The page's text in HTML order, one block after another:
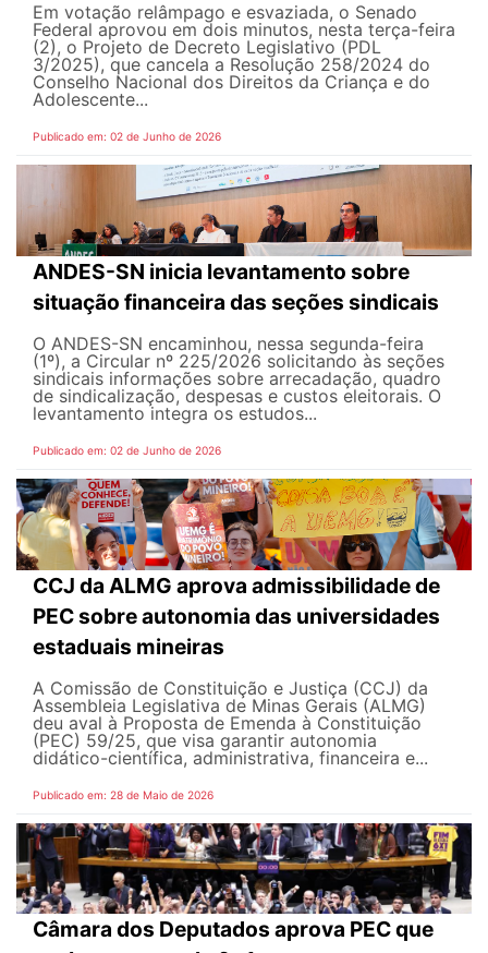
Em votação relâmpago e esvaziada, o Senado
Federal aprovou em dois minutos, nesta terça-feira
(2), o Projeto de Decreto Legislativo (PDL
3/2025), que cancela a Resolução 258/2024 do
Conselho Nacional dos Direitos da Criança e do
Adolescente...
Publicado em: 02 de Junho de 2026
ANDES-SN inicia levantamento sobre
situação financeira das seções sindicais
O ANDES-SN encaminhou, nessa segunda-feira
(1º), a Circular nº 225/2026 solicitando às seções
sindicais informações sobre arrecadação, quadro
de sindicalização, despesas e custos eleitorais. O
levantamento integra os estudos...
Publicado em: 02 de Junho de 2026
CCJ da ALMG aprova admissibilidade de
PEC sobre autonomia das universidades
estaduais mineiras
A Comissão de Constituição e Justiça (CCJ) da
Assembleia Legislativa de Minas Gerais (ALMG)
deu aval à Proposta de Emenda à Constituição
(PEC) 59/25, que visa garantir autonomia
didático-científica, administrativa, financeira e...
Publicado em: 28 de Maio de 2026
Câmara dos Deputados aprova PEC que